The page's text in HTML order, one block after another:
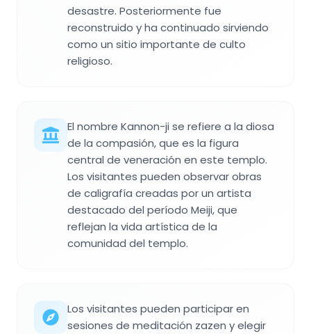
desastre. Posteriormente fue
reconstruido y ha continuado sirviendo
como un sitio importante de culto
religioso.
El nombre Kannon-ji se refiere a la diosa
de la compasión, que es la figura
central de veneración en este templo.
Los visitantes pueden observar obras
de caligrafía creadas por un artista
destacado del período Meiji, que
reflejan la vida artística de la
comunidad del templo.
Los visitantes pueden participar en
sesiones de meditación zazen y elegir